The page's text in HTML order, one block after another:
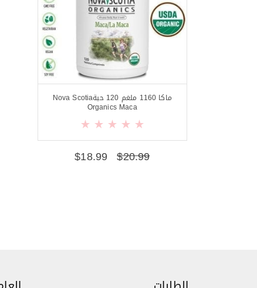
ماكا 1160 ملغم 120 حبةNova Scotia
Organics Maca
$20.99
$18.99